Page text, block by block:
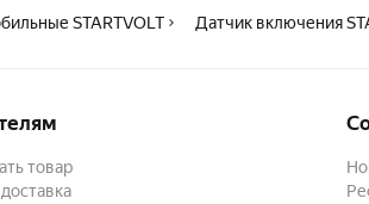
STARTVOLT Датчик включения
товар